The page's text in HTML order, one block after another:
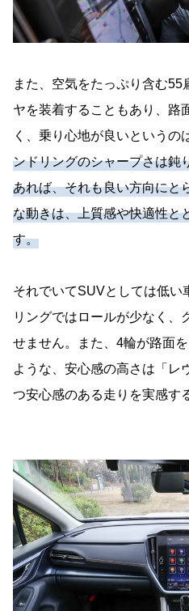
また、空気をたっぷり含む55
ヤを装着することもあり、路
く、乗り心地が良いというの
ンドリングのシャープさは鈍
あれば、それも良い方向にと
な動きは、上質感や快適性と
す。
それでいてSUVとしては低い
リングではロールが少なく、
せません。また、4輪が路面
ような、安心感の高さは「レ
つ安心感のある走りを実感す